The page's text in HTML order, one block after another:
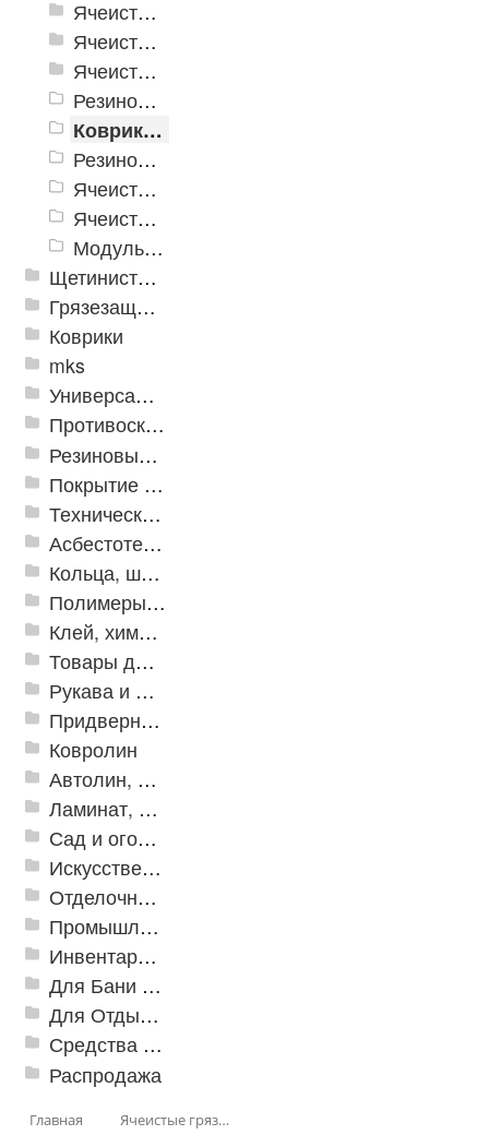
Ячеистые грязезащитные покрытия «Домино»
Ячеистое модульное покрытие «Прима» (Антикаблук)
Ячеистые грязезащитные покрытия «Змейка» (Zig-Zag)
Резиновые коврики и дорожки «Restorant»
Коврики PinMat Волна
Резиновые коврики Шашки
Ячеистое модульное грязезащитное покрытие «Optima Duos»
Ячеистые коврик дорожка «Шашки»
Модульное напольное покрытие "Грязезащитные Соты"
Щетинистые покрытия
Грязезащитные, влаговпитывающие покрытия
Коврики
mks
Универсальные модульные покрытия
Противоскользящая защита для лестниц, профили, ленты
Резиновые и ПВХ дорожки
Покрытие из резиновой крошки
Техническая резина
Асбестотехнические и теплоизоляционные материалы
Кольца, шайбы, манжеты
Полимеры и пластики
Клей, химия, сопутствующие товары
Товары для дома
Рукава и шланги промышленные
Придверные решетки
Ковролин
Автолин, Транслин, Линолеум
Ламинат, Кварцвиниловая плитка SPC
Сад и огород
Искусственная трава
Отделочные профили
Промышленный текстиль
Инвентарь для клининга
Для Бани и Сауны
Для Отдыха и Пикника
Средства от насекомых и садовых вредителей
Распродажа
Главная Ячеистые грязезащитные покрытия